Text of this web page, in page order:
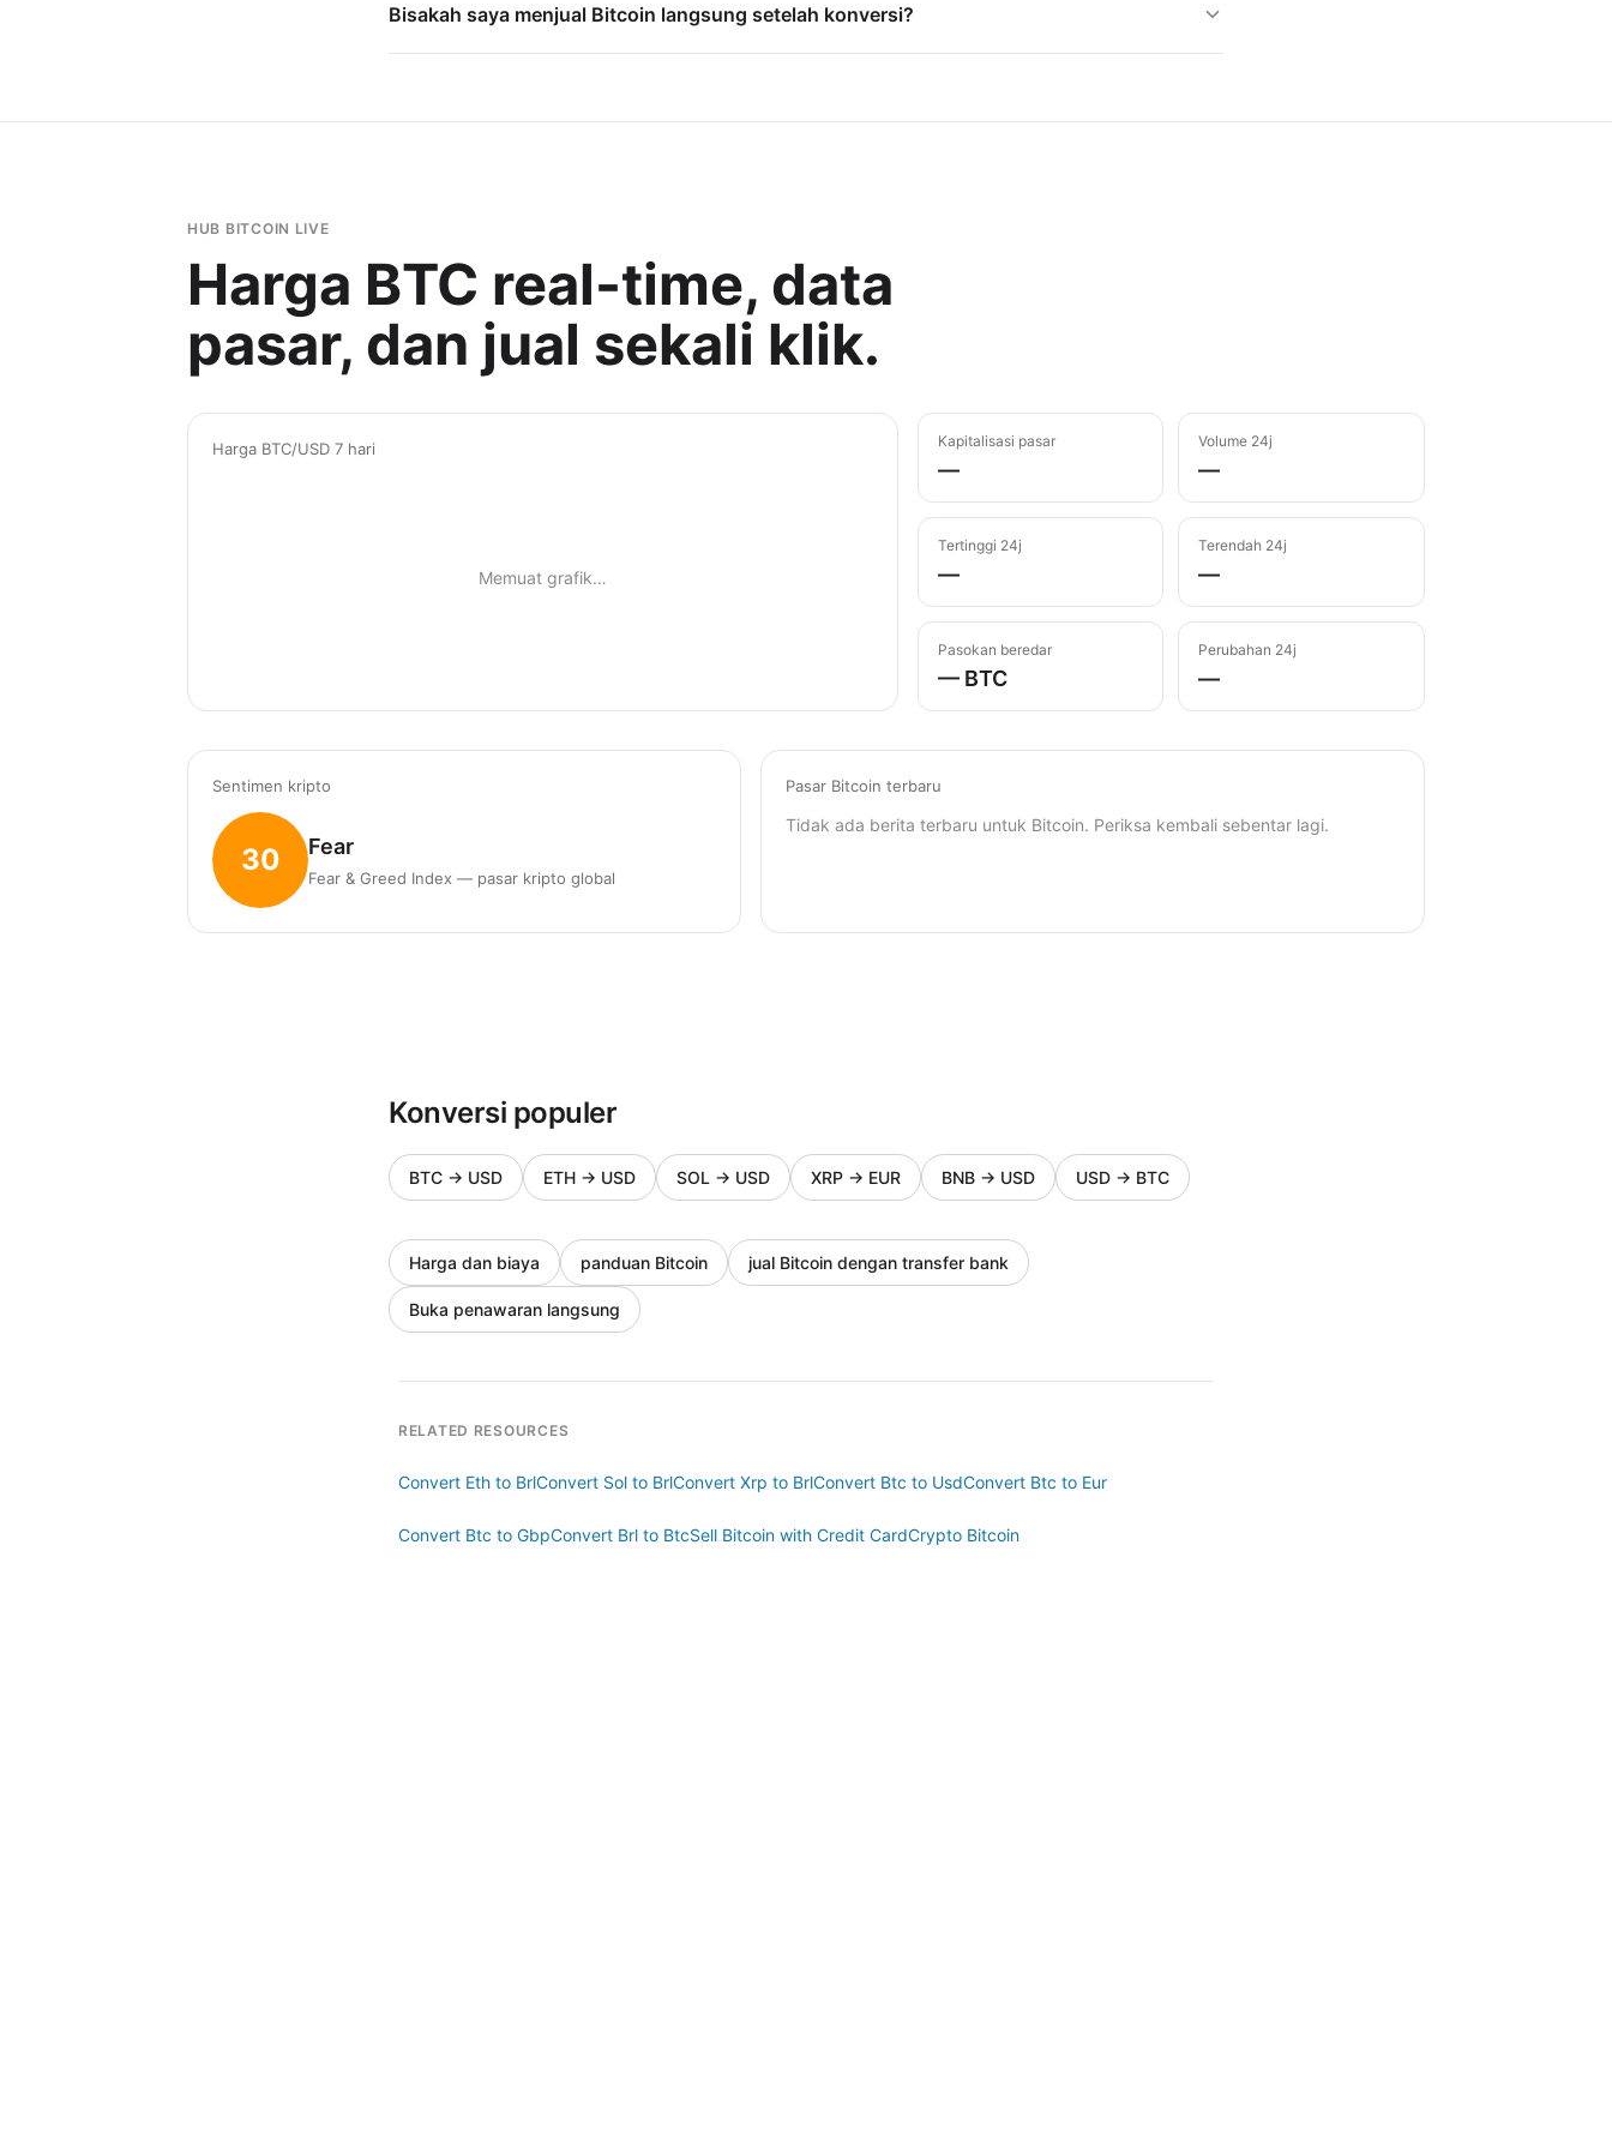
Bisakah saya menjual Bitcoin langsung setelah konversi?
HUB BITCOIN LIVE
Harga BTC real-time, data
pasar, dan jual sekali klik.
Harga BTC/USD 7 hari
Memuat grafik…
Kapitalisasi pasar
—
Volume 24j
—
Tertinggi 24j
—
Terendah 24j
—
Pasokan beredar
— BTC
Perubahan 24j
—
Sentimen kripto
30 Fear
Fear & Greed Index — pasar kripto global
Pasar Bitcoin terbaru
Tidak ada berita terbaru untuk Bitcoin. Periksa kembali sebentar lagi.
Konversi populer
BTC → USD ETH → USD SOL → USD XRP → EUR BNB → USD USD → BTC
Harga dan biaya panduan Bitcoin jual Bitcoin dengan transfer bank
Buka penawaran langsung
RELATED RESOURCES
Convert Eth to BrlConvert Sol to BrlConvert Xrp to BrlConvert Btc to UsdConvert Btc to Eur
Convert Btc to GbpConvert Brl to BtcSell Bitcoin with Credit CardCrypto Bitcoin